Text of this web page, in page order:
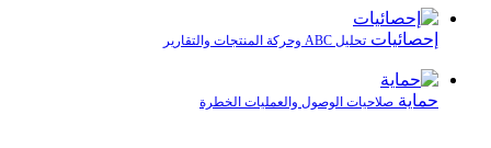
إحصائيات تحليل ABC وحركة المنتجات والتقارير
حماية صلاحيات الوصول والعمليات الخطرة